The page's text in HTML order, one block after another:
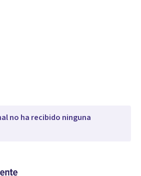
no ha recibido ninguna